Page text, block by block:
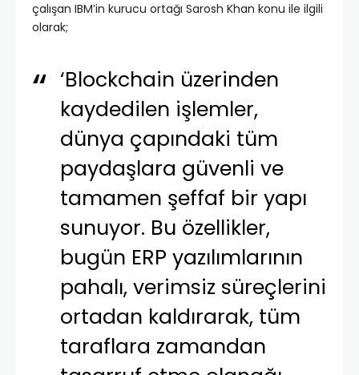
çalışan IBM’in kurucu ortağı Sarosh Khan konu ile ilgili
olarak;
‘Blockchain üzerinden
kaydedilen işlemler,
dünya çapındaki tüm
paydaşlara güvenli ve
tamamen şeffaf bir yapı
sunuyor. Bu özellikler,
bugün ERP yazılımlarının
pahalı, verimsiz süreçlerini
ortadan kaldırarak, tüm
taraflara zamandan